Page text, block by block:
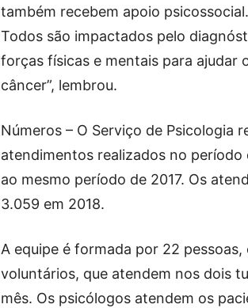
também recebem apoio
Todos são impactados pelo
forças físicas e mentais para
câncer”, lembrou.
Números – O Serviço de Psicologia
atendimentos realizados no
ao mesmo período de 2017. Os
3.059 em 2018.
A equipe é formada por 22
voluntários, que atendem nos dois
mês. Os psicólogos atendem os